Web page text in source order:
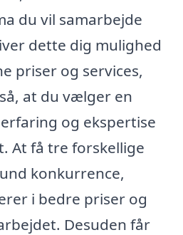
du vil samarbejde
dette dig mulighed
priser og services,
at du vælger en
og ekspertise
At få tre forskellige
konkurrence,
i bedre priser og
Desuden får